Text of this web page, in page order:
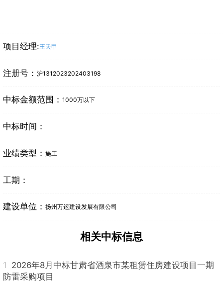
项目经理:王天甲
注册号： 沪1312023202403198
中标金额范围： 1000万以下
中标时间：
业绩类型： 施工
工期：
建设单位： 扬州万运建设发展有限公司
相关中标信息
1 2026年8月中标甘肃省酒泉市某租赁住房建设项目一期
防雷采购项目